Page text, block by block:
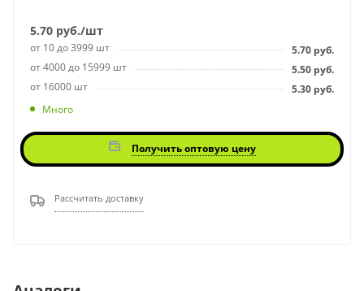
5.70 руб./шт
от 10 до 3999 шт 5.70 руб.
от 4000 до 15999 шт
5.50 руб.
от 16000 шт
5.30 руб.
Много
Получить оптовую цену
Рассчитать доставку